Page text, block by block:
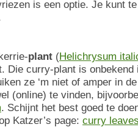
is een optie. Je kunt
plant (Helichrysum
Die curry-plant is
ze ‘m niet of amper in
(online) te vinden,
. Schijnt het best goed te
Katzer’s page: curry